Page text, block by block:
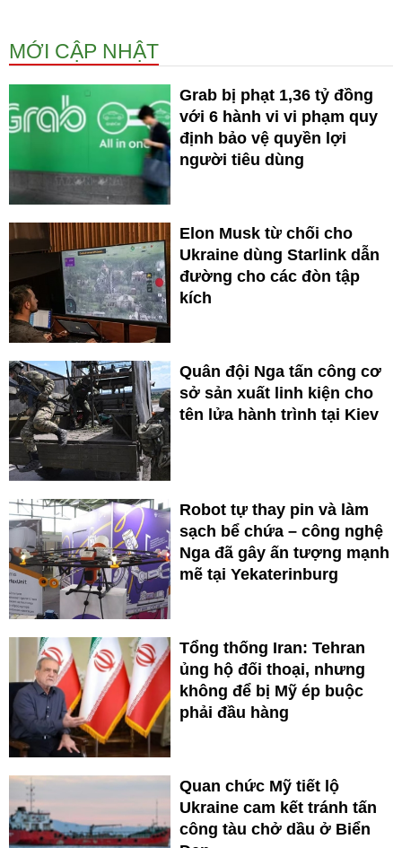
MỚI CẬP NHẬT
Grab bị phạt 1,36 tỷ đồng
với 6 hành vi vi phạm quy
định bảo vệ quyền lợi
người tiêu dùng
Elon Musk từ chối cho
Ukraine dùng Starlink dẫn
đường cho các đòn tập
kích
Quân đội Nga tấn công cơ
sở sản xuất linh kiện cho
tên lửa hành trình tại Kiev
Robot tự thay pin và làm
sạch bể chứa – công nghệ
Nga đã gây ấn tượng mạnh
mẽ tại Yekaterinburg
Tổng thống Iran: Tehran
ủng hộ đối thoại, nhưng
không để bị Mỹ ép buộc
phải đầu hàng
Quan chức Mỹ tiết lộ
Ukraine cam kết tránh tấn
công tàu chở dầu ở Biển